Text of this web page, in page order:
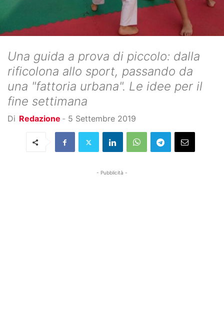
Una guida a prova di piccolo: dalla
rificolona allo sport, passando da
una "fattoria urbana". Le idee per il
fine settimana
Di Redazione - 5 Settembre 2019
- Pubblicità -